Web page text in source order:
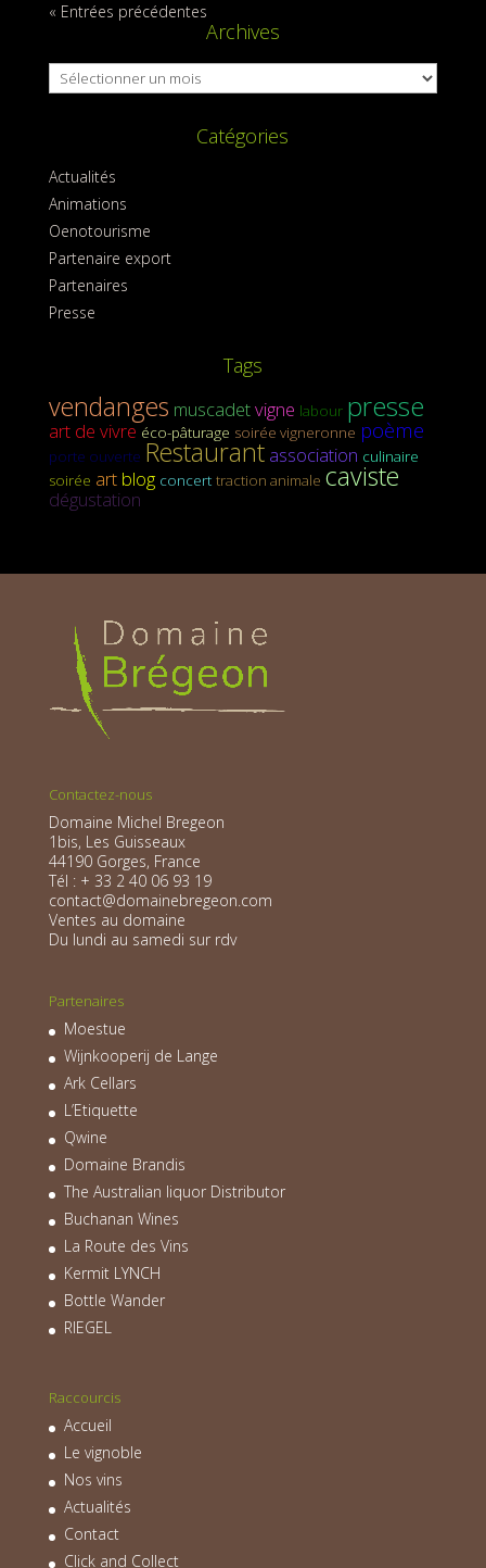
« Entrées précédentes
Archives
Archives
Catégories
Actualités
Animations
Oenotourisme
Partenaire export
Partenaires
Presse
Tags
vendanges muscadetvigne labour presse
art de vivre éco-pâturage soirée vigneronne poème
porte ouverte Restaurant association culinaire
soirée art blog concert traction animale caviste
dégustation
Contactez-nous
Domaine Michel Bregeon
1bis, Les Guisseaux
44190 Gorges, France
Tél : + 33 2 40 06 93 19
contact@domainebregeon.com
Ventes au domaine
Du lundi au samedi sur rdv
Partenaires
Moestue
Wijnkooperij de Lange
Ark Cellars
L’Etiquette
Qwine
Domaine Brandis
The Australian liquor Distributor
Buchanan Wines
La Route des Vins
Kermit LYNCH
Bottle Wander
RIEGEL
Raccourcis
Accueil
Le vignoble
Nos vins
Actualités
Contact
Click and Collect